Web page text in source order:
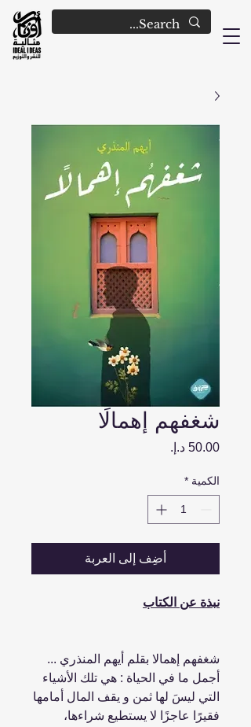
شغفهم إهمالًا
الكمية *
أضِف إلى العربة
نبذة عن الكتاب
شغفهم إهمالا بقلم أيهم المنذري ...
أجمل ما في الحياة : هي تلك الأشياء
التي ليسَ لها ثمن و يقف المال أمامها
فقيرًا عاجزًا لا يستطيع شراءها،